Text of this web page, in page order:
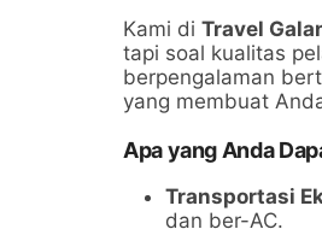
Kami di Travel
tapi soal kualitas
berpengalaman
yang membuat
Apa yang Anda
Transportasi
dan ber-AC.